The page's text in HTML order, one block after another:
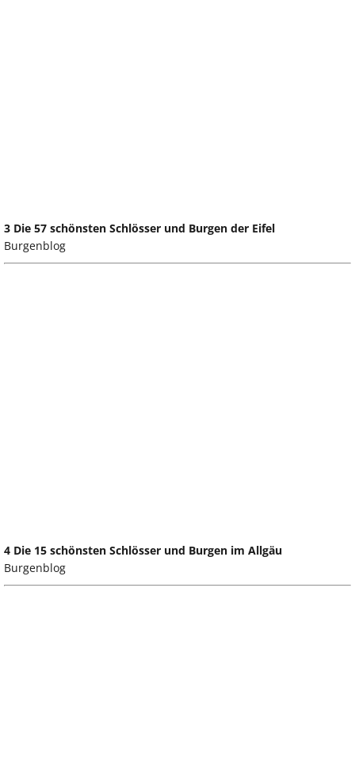
3 Die 57 schönsten Schlösser und Burgen der Eifel
Burgenblog
4 Die 15 schönsten Schlösser und Burgen im Allgäu
Burgenblog